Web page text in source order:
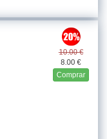
10.00 €
8.00 €
Comprar